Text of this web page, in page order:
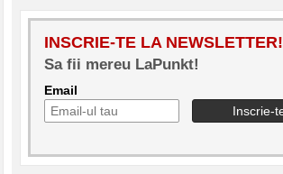
INSCRIE-TE LA NEWSLETTER!
Sa fii mereu LaPunkt!
Email